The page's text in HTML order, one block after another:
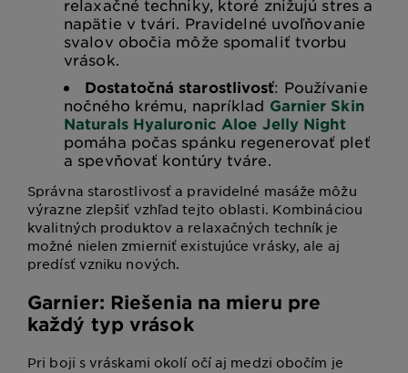
relaxačné techniky, ktoré znižujú stres a
napätie v tvári. Pravidelné uvoľňovanie
svalov obočia môže spomaliť tvorbu
vrások.
Dostatočná starostlivosť: Používanie
nočného krému, napríklad Garnier Skin
Naturals Hyaluronic Aloe Jelly Night
pomáha počas spánku regenerovať pleť
a spevňovať kontúry tváre.
Správna starostlivosť a pravidelné masáže môžu
výrazne zlepšiť vzhľad tejto oblasti. Kombináciou
kvalitných produktov a relaxačných techník je
možné nielen zmierniť existujúce vrásky, ale aj
predísť vzniku nových.
Garnier: Riešenia na mieru pre
každý typ vrások
Pri boji s vráskami okolí očí aj medzi obočím je